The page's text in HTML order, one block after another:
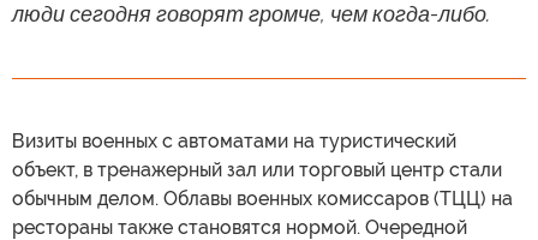
люди сегодня говорят громче, чем когда-либо.
Визиты военных с автоматами на туристический
объект, в тренажерный зал или торговый центр стали
обычным делом. Облавы военных комиссаров (TЦЦ) на
рестораны также становятся нормой. Очередной